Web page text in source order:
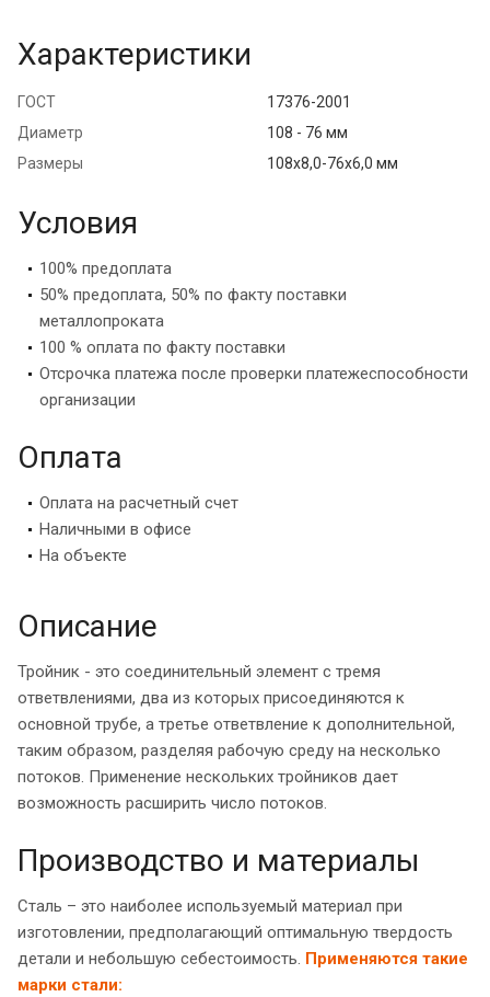
Характеристики
ГОСТ
17376-2001
Диаметр
108 - 76 мм
Размеры
108х8,0-76х6,0 мм
Условия
100% предоплата
50% предоплата, 50% по факту поставки
металлопроката
100 % оплата по факту поставки
Отсрочка платежа после проверки платежеспособности
организации
Оплата
Оплата на расчетный счет
Наличными в офисе
На объекте
Описание
Тройник - это соединительный элемент с тремя
ответвлениями, два из которых присоединяются к
основной трубе, а третье ответвление к дополнительной,
таким образом, разделяя рабочую среду на несколько
потоков. Применение нескольких тройников дает
возможность расширить число потоков.
Производство и материалы
Сталь – это наиболее используемый материал при
изготовлении, предполагающий оптимальную твердость
детали и небольшую себестоимость. Применяются такие
марки стали: